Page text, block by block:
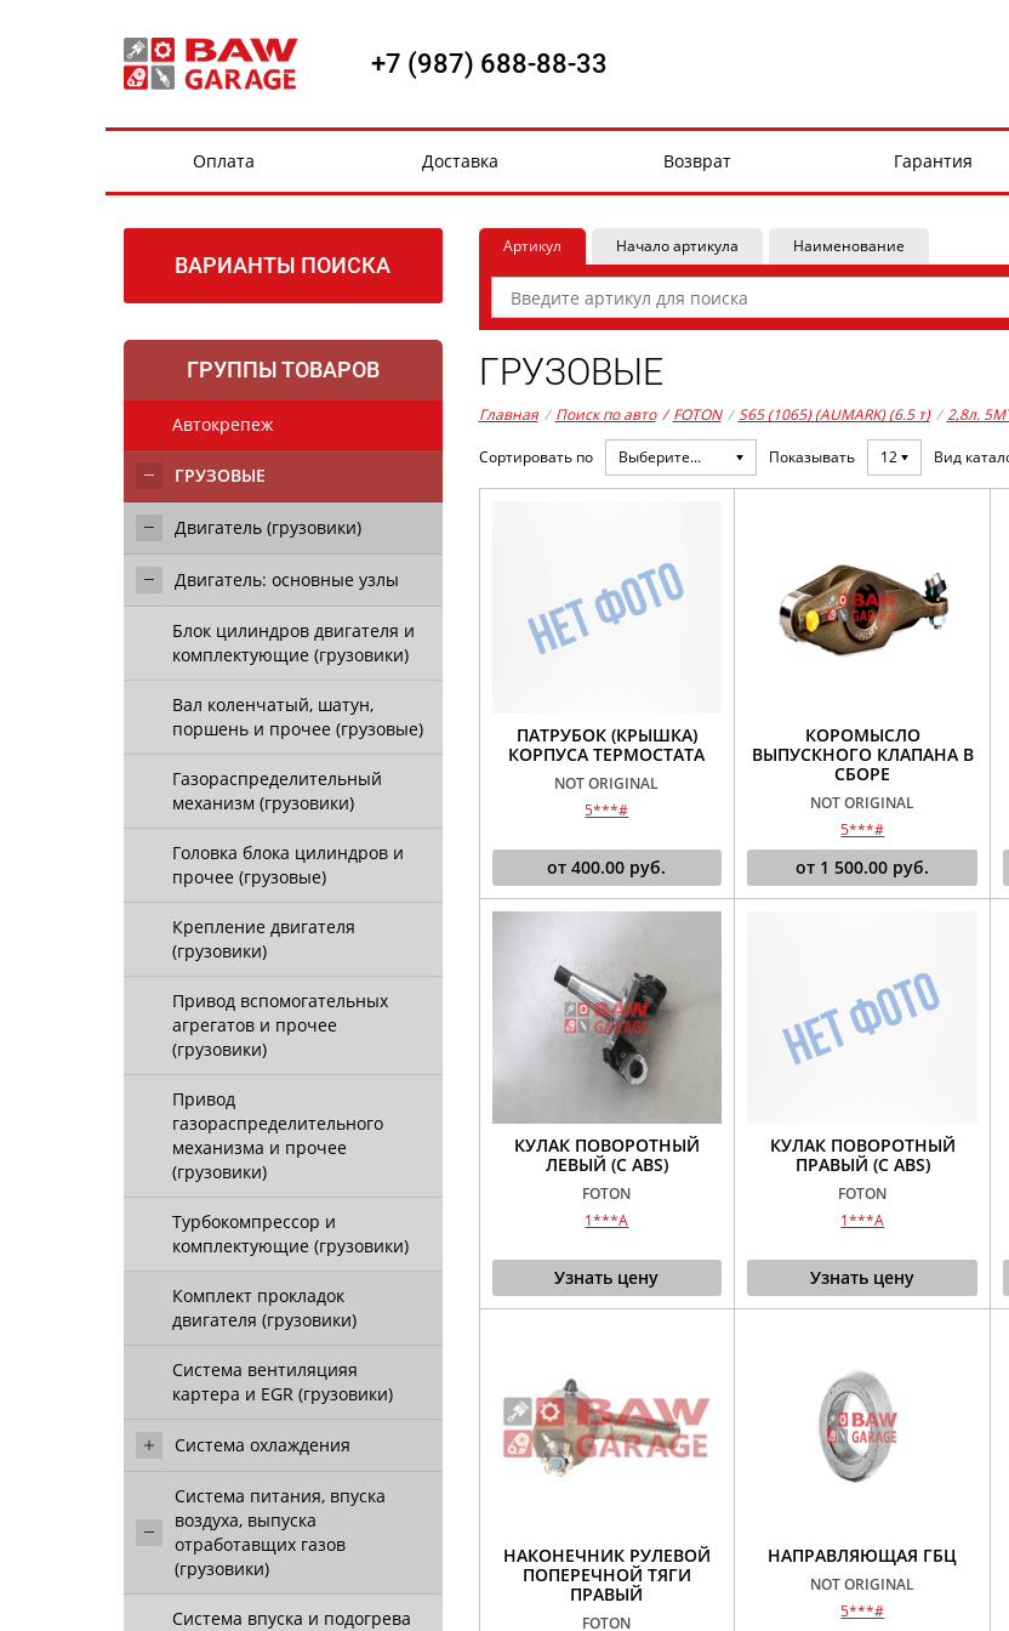
+7 (987) 688-88-33
Оплата Доставка Возврат Гарантия
ВАРИАНТЫ ПОИСКА
ГРУППЫ ТОВАРОВ
Автокрепеж
ГРУЗОВЫЕ
Двигатель (грузовики)
Двигатель: основные узлы
Блок цилиндров двигателя и
комплектующие (грузовики)
Вал коленчатый, шатун,
поршень и прочее (грузовые)
Газораспределительный
механизм (грузовики)
Головка блока цилиндров и
прочее (грузовые)
Крепление двигателя
(грузовики)
Привод вспомогательных
агрегатов и прочее
(грузовики)
Привод
газораспределительного
механизма и прочее
(грузовики)
Турбокомпрессор и
комплектующие (грузовики)
Комплект прокладок
двигателя (грузовики)
Система вентиляцияя
картера и EGR (грузовики)
Система охлаждения
Система питания, впуска
воздуха, выпуска
отработавщих газов
(грузовики)
Система впуска и подогрева
Артикул Начало артикула Наименование
ГРУЗОВЫЕ
Главная / Поиск по авто / FOTON / S65 (1065) (AUMARK) (6.5 т) / 2,8л.
Сортировать по Выберите... Показывать 12 Вид
ПАТРУБОК (КРЫШКА)
КОРПУСА ТЕРМОСТАТА
NOT ORIGINAL
5***#
от400.00 руб.
КОРОМЫСЛО
ВЫПУСКНОГО КЛАПАНА В
СБОРЕ
NOT ORIGINAL
5***#
от 1 500.00 руб.
КУЛАК ПОВОРОТНЫЙ
ЛЕВЫЙ (С ABS)
FOTON
1***A
Узнать цену
КУЛАК ПОВОРОТНЫЙ
ПРАВЫЙ (С ABS)
FOTON
1***A
Узнать цену
НАКОНЕЧНИК РУЛЕВОЙ
ПОПЕРЕЧНОЙ ТЯГИ
ПРАВЫЙ
FOTON
НАПРАВЛЯЮЩАЯ ГБЦ
NOT ORIGINAL
5***#